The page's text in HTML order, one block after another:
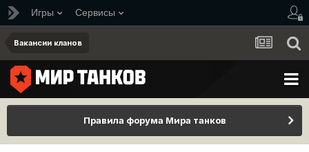
Игры Сервисы
Вакансии кланов
Правила форума Мира танков